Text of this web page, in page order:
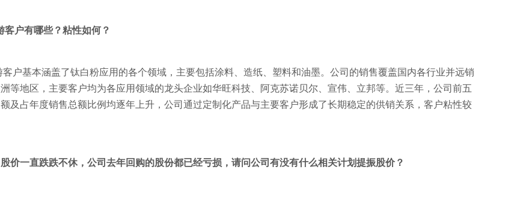
客户有哪些？粘性如何？
户基本涵盖了钛白粉应用的各个领域，主要包括涂料、造纸、塑料和油墨。公司的销售覆盖国内各行业并远销
等地区，主要客户均为各应用领域的龙头企业如华旺科技、阿克苏诺贝尔、宣伟、立邦等。近三年，公司前五
及占年度销售总额比例均逐年上升，公司通过定制化产品与主要客户形成了长期稳定的供销关系，客户粘性较
价一直跌跌不休，公司去年回购的股份都已经亏损，请问公司有没有什么相关计划提振股价？